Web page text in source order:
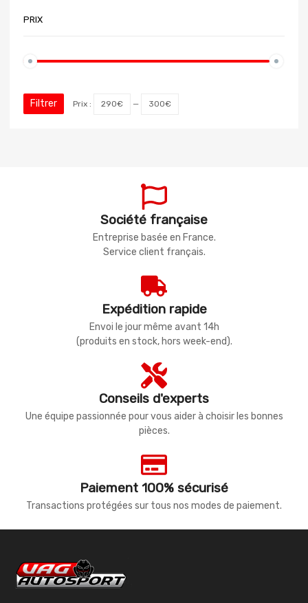
PRIX
Filtrer Prix : 290€ — 300€
Société française
Entreprise basée en France.
Service client français.
Expédition rapide
Envoi le jour même avant 14h
(produits en stock, hors week-end).
Conseils d'experts
Une équipe passionnée pour vous aider à choisir les bonnes
pièces.
Paiement 100% sécurisé
Transactions protégées sur tous nos modes de paiement.